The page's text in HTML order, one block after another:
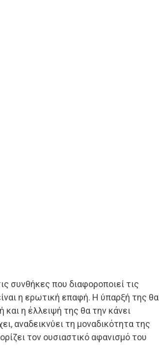
συνθήκες που διαφοροποιεί τις
η ερωτική επαφή. Η ύπαρξή της θα
και η έλλειψή της θα την κάνει
αναδεικνύει τη μοναδικότητα της
τον ουσιαστικό αφανισμό του